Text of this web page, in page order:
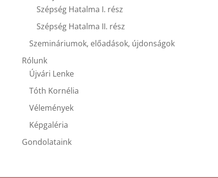
Szépség Hatalma I. rész
Szépség Hatalma II. rész
Szemináriumok, előadások, újdonságok
Rólunk
Újvári Lenke
Tóth Kornélia
Vélemények
Képgaléria
Gondolataink